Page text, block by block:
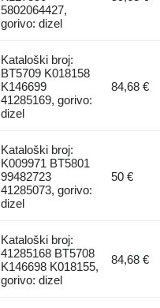
5802064427,
gorivo: dizel
Kataloški broj:
BT5709 K018158
K146699
41285169, gorivo:
dizel
84,68 €
Kataloški broj:
K009971 BT5801
99482723
41285073, gorivo:
dizel
50 €
Kataloški broj:
41285168 BT5708
K146698 K018155,
gorivo: dizel
84,68 €